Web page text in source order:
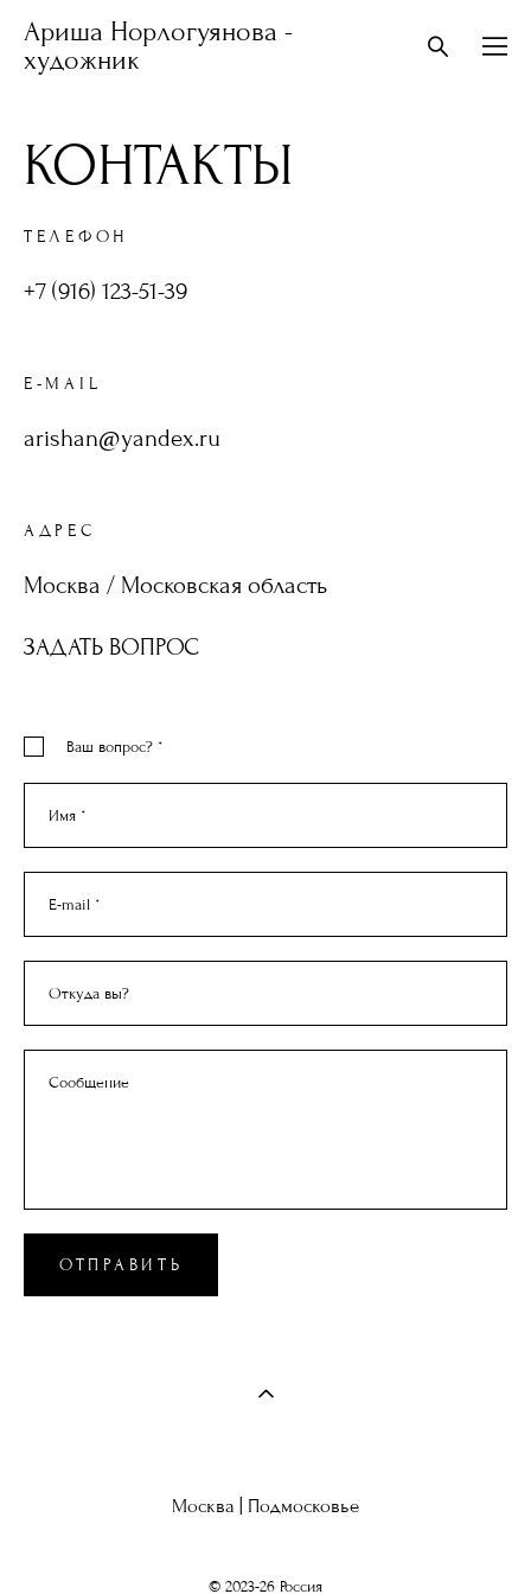
Ариша Норлогуянова -
художник
КОНТАКТЫ
ТЕЛЕФОН
+7 (916) 123-51-39
E-MAIL
arishan@yandex.ru
АДРЕС
Москва / Московская область
ЗАДАТЬ ВОПРОС
Ваш вопрос? *
Имя *
E-mail *
Откуда вы?
Сообщение
ОТПРАВИТЬ
Москва | Подмосковье
© 2023-26 Россия